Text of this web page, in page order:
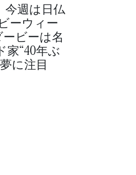
今週は日仏
ーウィー
ビーは名
家“40年ぶ
に注目